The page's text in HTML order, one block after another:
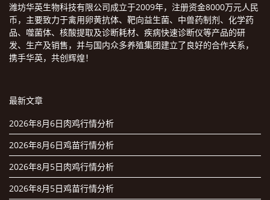
潍坊华英生物科技有限公司成立于2009年，注册资金8000万元人民
币，主要致力于禽用卵黄抗体、靶向益生菌、中兽药制剂、化学药
品、噬菌体、核酸提取及诊断耗材、疾病快速诊断仪等产品的研
发、生产及销售，并与国内众多养殖集团建立了良好的合作关系，
携手华英，共创辉煌！
最新文章
2026年8月6日肉鸡行情分析
2026年8月6日鸡苗行情分析
2026年8月5日肉鸡行情分析
2026年8月5日鸡苗行情分析